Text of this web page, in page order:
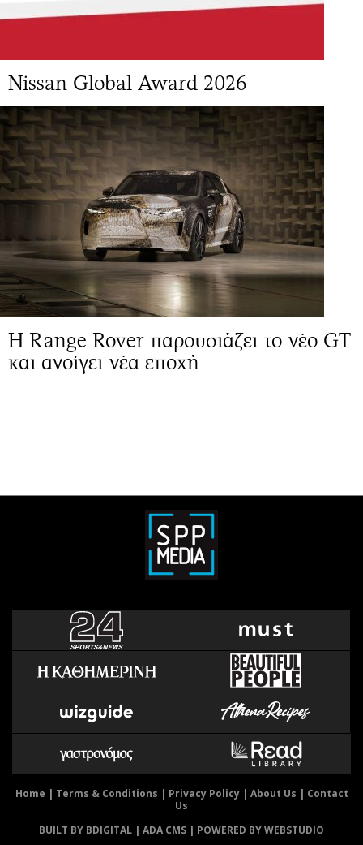
Νissan Global Award 2026
Η Range Rover παρουσιάζει το νέο GT
και ανοίγει νέα εποχή
Home | Terms & Conditions | Privacy Policy| About Us | Contact
Us
BUILT BY BDIGITAL | ADA CMS | POWERED BY WEBSTUDIO